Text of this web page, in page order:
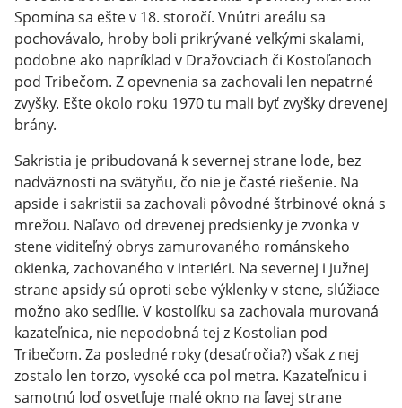
Spomína sa ešte v 18. storočí. Vnútri areálu sa
pochovávalo, hroby boli prikrývané veľkými skalami,
podobne ako napríklad v Dražovciach či Kostoľanoch
pod Tribečom. Z opevnenia sa zachovali len nepatrné
zvyšky. Ešte okolo roku 1970 tu mali byť zvyšky drevenej
brány.
Sakristia je pribudovaná k severnej strane lode, bez
nadväznosti na svätyňu, čo nie je časté riešenie. Na
apside i sakristii sa zachovali pôvodné štrbinové okná s
mrežou. Naľavo od drevenej predsienky je zvonka v
stene viditeľný obrys zamurovaného románskeho
okienka, zachovaného v interiéri. Na severnej i južnej
strane apsidy sú oproti sebe výklenky v stene, slúžiace
možno ako sedílie. V kostolíku sa zachovala murovaná
kazateľnica, nie nepodobná tej z Kostolian pod
Tribečom. Za posledné roky (desaťročia?) však z nej
zostalo len torzo, vysoké cca pol metra. Kazateľnicu i
samotnú loď osvetľuje malé okno na ľavej strane